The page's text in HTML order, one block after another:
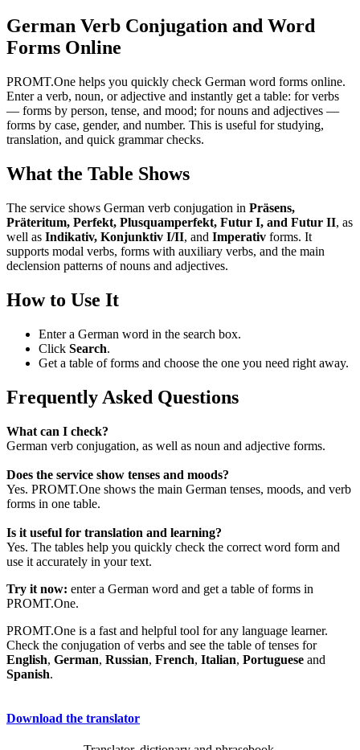
German Verb Conjugation and Word
Forms Online
PROMT.One helps you quickly check German word forms online.
Enter a verb, noun, or adjective and instantly get a table: for verbs
— forms by person, tense, and mood; for nouns and adjectives —
forms by case, gender, and number. This is useful for studying,
translation, and quick grammar checks.
What the Table Shows
The service shows German verb conjugation in Präsens,
Präteritum, Perfekt, Plusquamperfekt, Futur I, and Futur II, as
well as Indikativ, Konjunktiv I/II, and Imperativ forms. It
supports modal verbs, forms with auxiliary verbs, and the main
declension patterns of nouns and adjectives.
How to Use It
Enter a German word in the search box.
Click Search.
Get a table of forms and choose the one you need right away.
Frequently Asked Questions
What can I check?
German verb conjugation, as well as noun and adjective forms.
Does the service show tenses and moods?
Yes. PROMT.One shows the main German tenses, moods, and verb
forms in one table.
Is it useful for translation and learning?
Yes. The tables help you quickly check the correct word form and
use it accurately in your text.
Try it now: enter a German word and get a table of forms in
PROMT.One.
PROMT.One is a fast and helpful tool for any language learner.
Check the conjugation of verbs and see the table of tenses for
English, German, Russian, French, Italian, Portuguese and
Spanish.
Download the translator